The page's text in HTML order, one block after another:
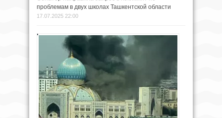
проблемам в двух школах Ташкентской области
17.07.2025 22:00